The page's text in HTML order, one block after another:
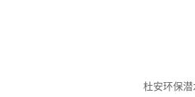
杜安环保